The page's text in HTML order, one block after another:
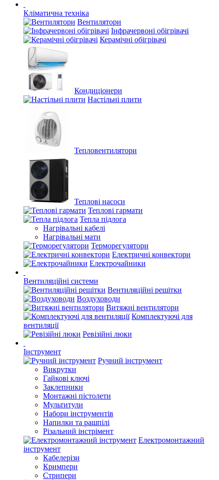
Кліматична техніка
Вентилятори
Інфрачервоні обігрівачі
Керамічні обігрівачі
Кондиціонери
Настільні плити
Тепловентилятори
Теплові насоси
Теплові гармати
Тепла підлога
Нагрівальні кабелі
Нагрівальні мати
Терморегулятори
Електричні конвектори
Електрочайники
Вентиляційні системи
Вентиляційні решітки
Воздуховоди
Витяжні вентилятори
Комплектуючі для
вентиляції
Ревізійні люки
Інструмент
Ручний інструмент
Викрутки
Гайкові ключі
Заклепники
Монтажні пістолети
Мультитули
Набори інструментів
Напилки та рашпілі
Різальний інстрімент
Електромонтажний
інструмент
Кабелерізи
Кримпери
Стрипери